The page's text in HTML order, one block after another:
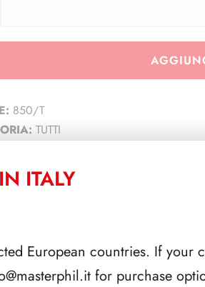
850/T
TUTTI
ITALY
European countries. If your
for purchase